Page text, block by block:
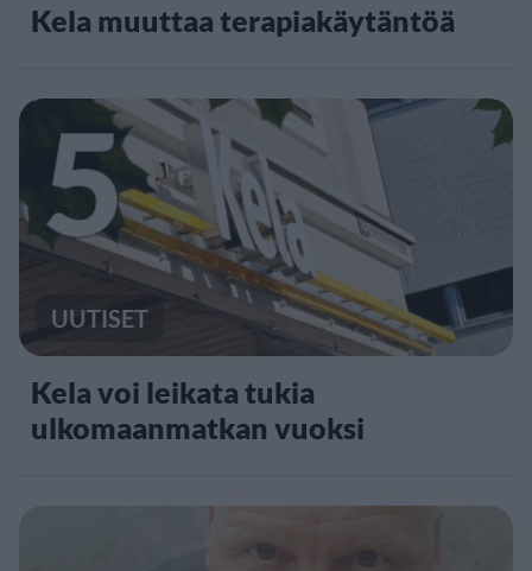
Kela muuttaa terapiakäytäntöä
5
UUTISET
Kela voi leikata tukia
ulkomaanmatkan vuoksi